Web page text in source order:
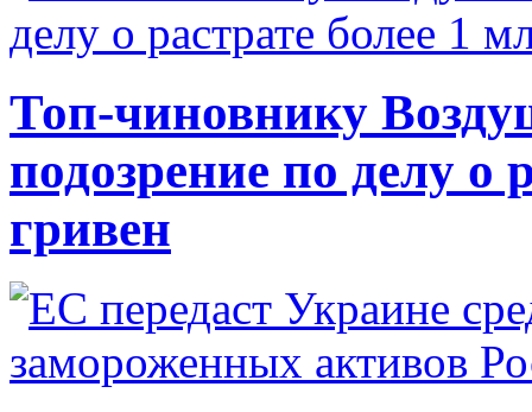
Топ-чиновнику
подозрение по делу о
гривен